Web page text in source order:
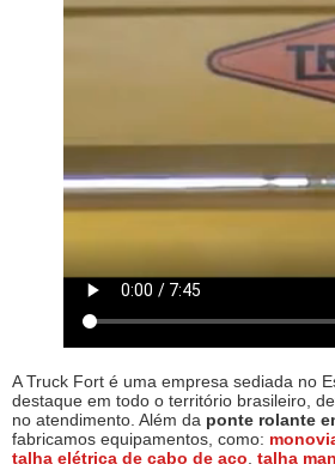
A Truck Fort é uma empresa sediada no
destaque em todo o território brasileiro,
no atendimento. Além da ponte rolante
fabricamos equipamentos, como:
talha elétrica de cabo de aço, talha